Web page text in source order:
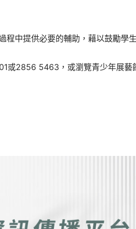
中提供必要的輔助，藉以鼓勵學
2856 5463，或瀏覽青少年展藝